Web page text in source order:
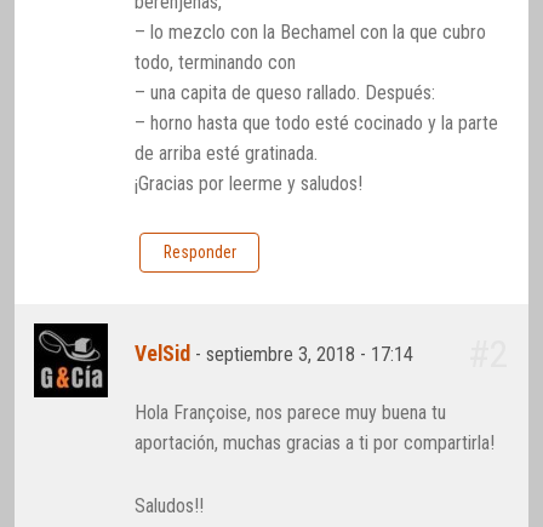
– lo mezclo con la Bechamel con la que cubro
todo, terminando con
– una capita de queso rallado. Después:
– horno hasta que todo esté cocinado y la parte
de arriba esté gratinada.
¡Gracias por leerme y saludos!
Responder
VelSid -septiembre 3, 2018 - 17:14
Hola Françoise, nos parece muy buena tu
aportación, muchas gracias a ti por compartirla!
Saludos!!